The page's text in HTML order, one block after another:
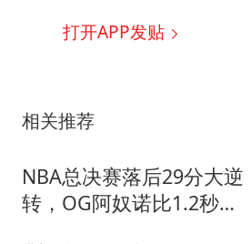
打开APP发贴
相关推荐
NBA总决赛落后29分大逆
转，OG阿奴诺比1.2秒绝